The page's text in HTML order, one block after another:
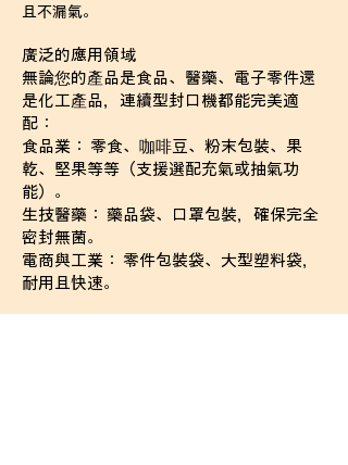
且不漏氣。
廣泛的應用領域
無論您的產品是食品、醫藥、電子零件還
是化工產品，連續型封口機都能完美適
配：
食品業： 零食、咖啡豆、粉末包裝、果
乾、堅果等等（支援選配充氣或抽氣功
能）。
生技醫藥： 藥品袋、口罩包裝，確保完全
密封無菌。
電商與工業： 零件包裝袋、大型塑料袋，
耐用且快速。